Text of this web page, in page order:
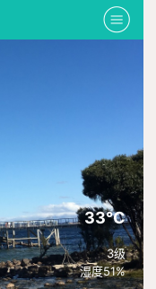
33°C
3级
湿度51%